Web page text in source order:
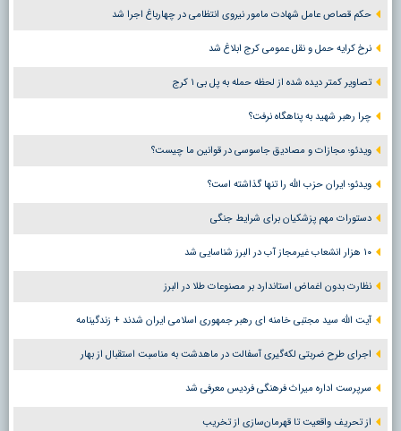
حکم قصاص عامل شهادت مامور نیروی انتظامی در چهارباغ اجرا شد
نرخ کرایه حمل و نقل عمومی کرج ابلاغ شد
تصاویر کمتر دیده شده از لحظه حمله به پل بی ۱ کرج
چرا رهبر شهید به پناهگاه نرفت؟
ویدئو؛ مجازات و مصادیق جاسوسی در قوانین ما چیست؟
ویدئو؛ ایران حزب الله را تنها گذاشته است؟
دستورات مهم پزشکیان برای شرایط جنگی
۱۰ هزار انشعاب غیرمجاز آب در البرز شناسایی شد
نظارت بدون اغماض استاندارد بر مصنوعات طلا در البرز
آیت الله سید مجتبی خامنه ای رهبر جمهوری اسلامی ایران شدند + زندگینامه
اجرای طرح ضربتی لکه‌گیری آسفالت در ماهدشت به مناسبت استقبال از بهار
سرپرست اداره میراث فرهنگی فردیس معرفی شد
از تحریف واقعیت تا قهرمان‌سازی از تخریب